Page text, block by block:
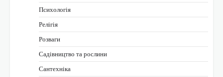
Психологія
Релігія
Розваги
Садівництво та рослини
Сантехніка